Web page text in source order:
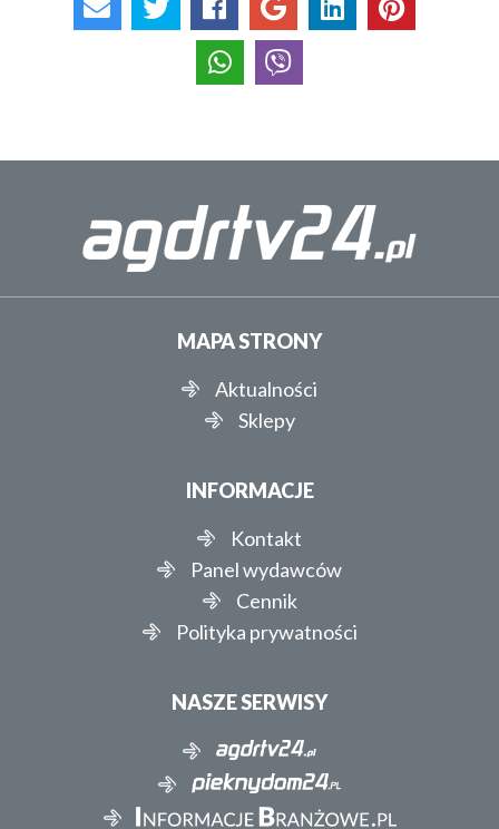
MAPA STRONY
Aktualności
Sklepy
INFORMACJE
Kontakt
Panel wydawców
Cennik
Polityka prywatności
NASZE SERWISY